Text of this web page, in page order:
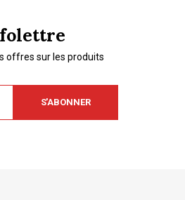
offres sur les produits
S'ABONNER